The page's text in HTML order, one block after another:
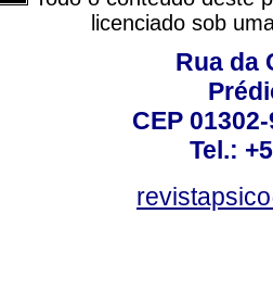
licenciado sob
Rua da
CEP
Tel.: